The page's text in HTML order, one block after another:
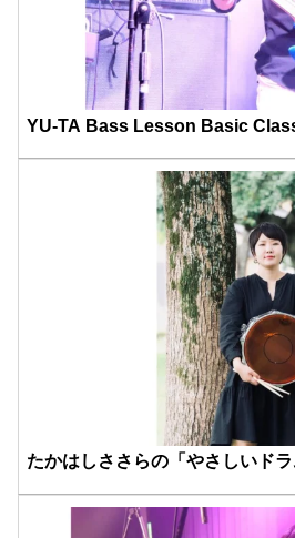
YU-TA Bass Lesson Basic
たかはしささらの「やさしいドラ